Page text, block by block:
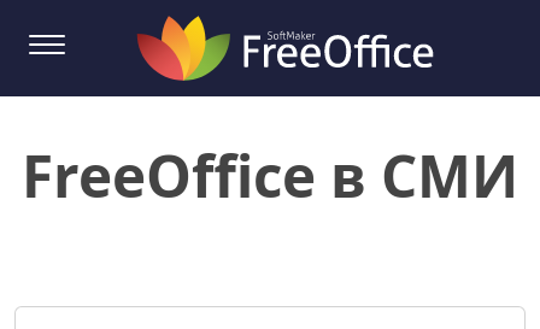
FreeOffice в СМИ